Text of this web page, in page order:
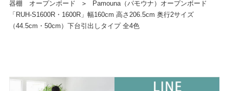
器棚 オープンボード
＞
Pamouna（パモウナ）オープンボード
「RUH-S1600R・1600R」幅160cm 高さ206.5cm 奥行2サイズ
（44.5cm・50cm）下台引出しタイプ 全4色